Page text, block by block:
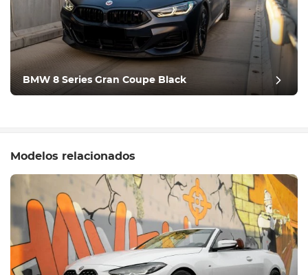
BMW 8 Series Gran Coupe Black
Modelos relacionados